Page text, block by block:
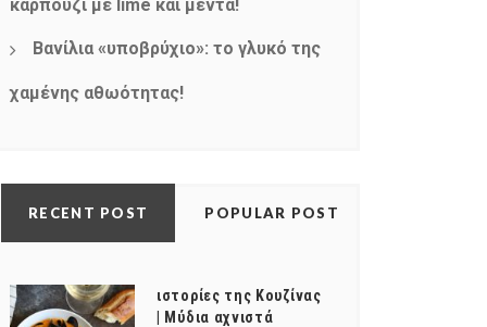
καρπούζι με lime και μέντα!
Βανίλια «υποβρύχιο»: το γλυκό της
χαμένης αθωότητας!
RECENT POST POPULAR POST
ιστορίες της Κουζίνας
| Μύδια αχνιστά